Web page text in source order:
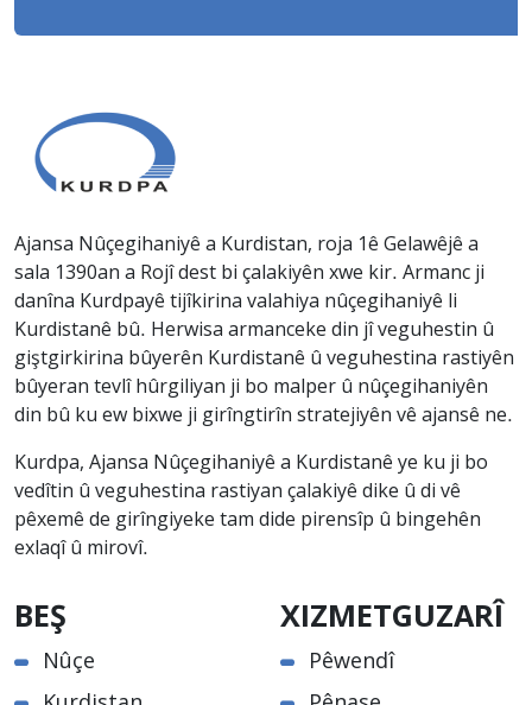
Ajansa Nûçegihaniyê a Kurdistan, roja 1ê Gelawêjê a
sala 1390an a Rojî dest bi çalakiyên xwe kir. Armanc ji
danîna Kurdpayê tijîkirina valahiya nûçegihaniyê li
Kurdistanê bû. Herwisa armanceke din jî veguhestin û
giştgirkirina bûyerên Kurdistanê û veguhestina rastiyên
bûyeran tevlî hûrgiliyan ji bo malper û nûçegihaniyên
din bû ku ew bixwe ji girîngtirîn stratejiyên vê ajansê ne.
Kurdpa, Ajansa Nûçegihaniyê a Kurdistanê ye ku ji bo
vedîtin û veguhestina rastiyan çalakiyê dike û di vê
pêxemê de girîngiyeke tam dide pirensîp û bingehên
exlaqî û mirovî.
BEŞ
Nûçe
XIZMETGUZARÎ
Pêwendî